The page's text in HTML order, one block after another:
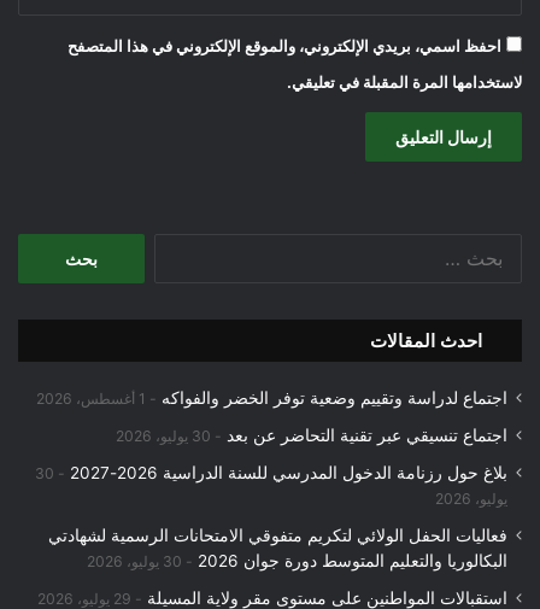
احفظ اسمي، بريدي الإلكتروني، والموقع الإلكتروني في هذا المتصفح
لاستخدامها المرة المقبلة في تعليقي.
احدث المقالات
اجتماع لدراسة وتقييم وضعية توفر الخضر والفواكه 1 أغسطس، 2026
اجتماع تنسيقي عبر تقنية التحاضر عن بعد 30 يوليو، 2026
بلاغ حول رزنامة الدخول المدرسي للسنة الدراسية 2026-2027
30
يوليو، 2026
فعاليات الحفل الولائي لتكريم متفوقي الامتحانات الرسمية لشهادتي
البكالوريا والتعليم المتوسط دورة جوان 2026
30 يوليو، 2026
استقبالات المواطنين على مستوى مقر ولاية المسيلة 29 يوليو، 2026